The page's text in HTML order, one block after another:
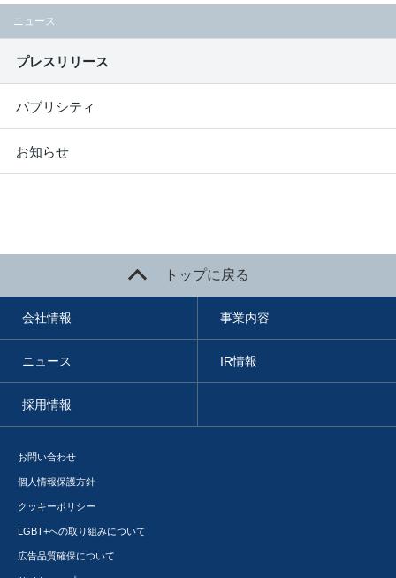
ニュース
プレスリリース
パブリシティ
お知らせ
トップに戻る
会社情報 事業内容
ニュース IR情報
採用情報
お問い合わせ
個人情報保護方針
クッキーポリシー
LGBT+への取り組みについて
広告品質確保について